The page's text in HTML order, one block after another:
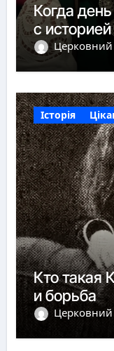
Когда
с
Історія
Кто такая
и борьба